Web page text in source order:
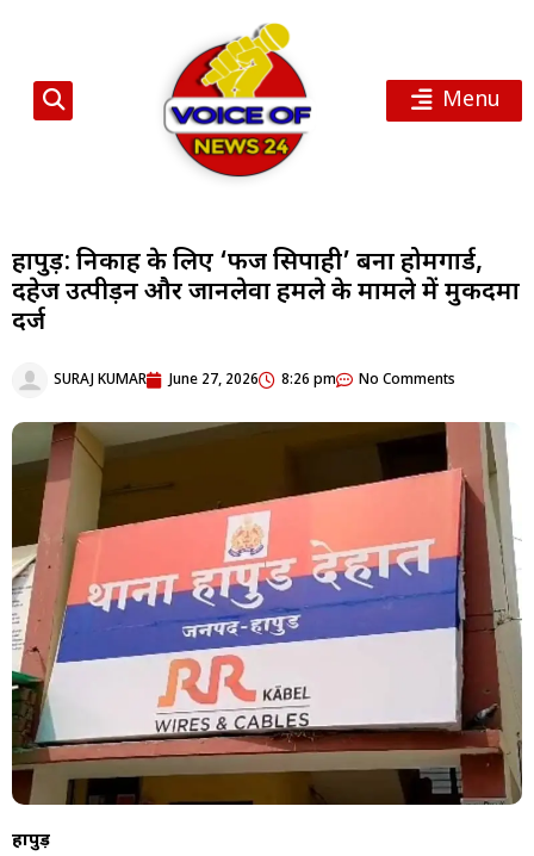
Menu
हापुड़: निकाह के लिए ‘फर्जी सिपाही’ बना होमगार्ड,
दहेज उत्पीड़न और जानलेवा हमले के मामले में मुकदमा
दर्ज
SURAJ KUMAR June 27, 2026 8:26 pm No Comments
हापुड़